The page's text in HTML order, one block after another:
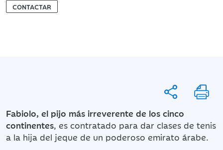
CONTACTAR
Fabiolo, el pijo más irreverente de los cinco
continentes, es contratado para dar clases de tenis
a la hija del jeque de un poderoso emirato árabe.